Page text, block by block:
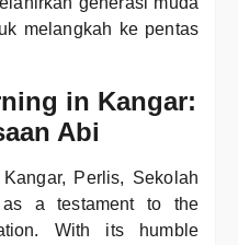
melangkah ke pentas
in Kangar:
Abi
Perlis, Sekolah
as a testament to the
With its humble